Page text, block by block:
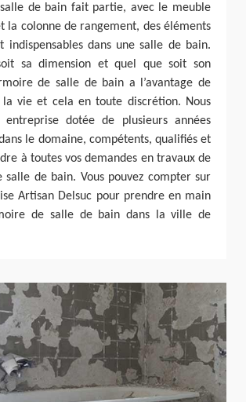
salle de bain fait partie, avec le meuble
la colonne de rangement, des éléments
indispensables dans une salle de bain.
sa dimension et quel que soit son
de salle de bain a l’avantage de
vie et cela en toute discrétion. Nous
entreprise dotée de plusieurs années
le domaine, compétents, qualifiés et
à toutes vos demandes en travaux de
salle de bain. Vous pouvez compter sur
Artisan Delsuc pour prendre en main
de salle de bain dans la ville de